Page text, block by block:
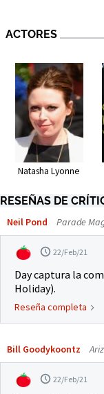
ACTORES
Natasha Lyonne
RESEÑAS DE
Neil Pond Parade
22/Feb/21
Day captura la
Holiday).
Reseña completa
Bill Goodykoontz
22/Feb/21